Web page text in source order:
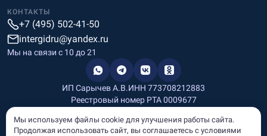
КОНТАКТЫ
+7 (495) 502-41-50
intergidru@yandex.ru
Мы на связи c 10 до 21
ИП Сарычев А.В.ИНН 773708212883
Реестровый номер РТА 0009677
Информация, размещённая на сайте, носит информационный
Мы используем файлы cookie для улучшения работы сайта.
Продолжая использовать сайт, вы соглашаетесь с условиями